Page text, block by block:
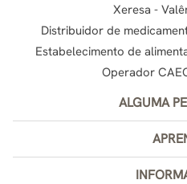
Xeresa -
Distribuidor de
Estabelecimento de
Operador
ALGUMA